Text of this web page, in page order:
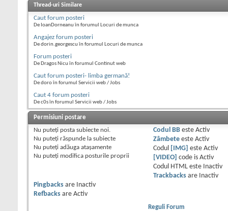
Thread-uri Similare
Caut forum posteri
De IoanDorneanu în forumul Locuri de munca
Angajez forum posteri
De dorin.georgescu în forumul Locuri de munca
Forum posteri
De Dragos Nicu în forumul Continut web
Caut forum posteri- limba germană!
De doro în forumul Servicii web / Jobs
Caut 4 forum posteri
De c0s în forumul Servicii web / Jobs
Permisiuni postare
Nu puteţi posta subiecte noi.
Nu puteţi răspunde la subiecte
Nu puteţi adăuga ataşamente
Nu puteţi modifica posturile proprii
Codul BBeste Activ
Zâmbeteeste Activ
Codul
[IMG] este Activ
[VIDEO] code is Activ
Codul HTML este
Inactiv
Trackbacksare
Inactiv
Pingbacks are
Inactiv
Refbacks are Activ
Reguli Forum